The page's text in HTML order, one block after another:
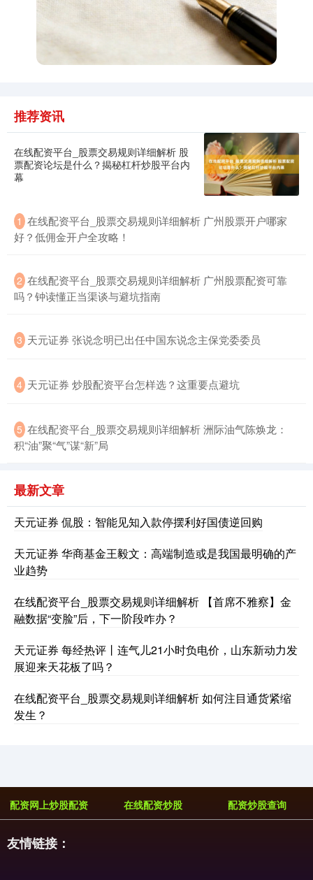
推荐资讯
在线配资平台_股票交易规则详细解析 股
票配资论坛是什么？揭秘杠杆炒股平台内
幕
1 在线配资平台_股票交易规则详细解析 广州股票开户哪家
好？低佣金开户全攻略！
2 在线配资平台_股票交易规则详细解析 广州股票配资可靠
吗？钟读懂正当渠谈与避坑指南
3 天元证券 张说念明已出任中国东说念主保党委委员
4 天元证券 炒股配资平台怎样选？这重要点避坑
5 在线配资平台_股票交易规则详细解析 洲际油气陈焕龙：
积“油”聚“气”谋“新”局
最新文章
天元证券 侃股：智能见知入款停摆利好国债逆回购
天元证券 华商基金王毅文：高端制造或是我国最明确的产
业趋势
在线配资平台_股票交易规则详细解析 【首席不雅察】金
融数据“变脸”后，下一阶段咋办？
天元证券 每经热评丨连气儿21小时负电价，山东新动力发
展迎来天花板了吗？
在线配资平台_股票交易规则详细解析 如何注目通货紧缩
发生？
配资网上炒股配资 在线配资炒股 配资炒股查询
友情链接：